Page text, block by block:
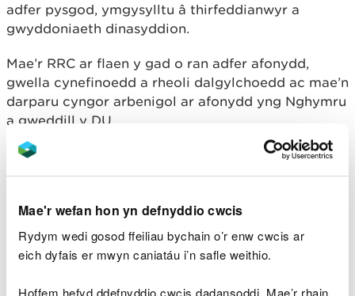
Mae'r wefan hon yn defnyddio cwcis
Rydym wedi gosod ffeiliau bychain o’r enw cwcis ar
eich dyfais er mwyn caniatáu i’n safle weithio.
Hoffem hefyd ddefnyddio cwcis dadansoddi. Mae’r rhain
adfer pysgod, ymgysylltu â thirfeddianwyr a
gwyddoniaeth dinasyddion.
Mae’r RRC ar flaen y gad o ran adfer afonydd,
gwella cynefinoedd a rheoli dalgylchoedd ac mae’n
darparu cyngor arbenigol ar afonydd yng Nghymru
a gweddill y DU.
Mae naw afon ACA yng Nghymru wedi’u dynodi o
dan Reoliadau Cynefinoedd 2017 sef: Afonydd
Dyfrdwy, Wysg a Gwy.
Mae'r afonydd hyn yn cynnal rhywfaint o fywyd
gwyllt mwyaf arbennig a phrin Cymru fel yr eog, y